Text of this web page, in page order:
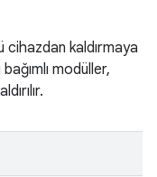
kaldırmaya
bağımlı modüller,